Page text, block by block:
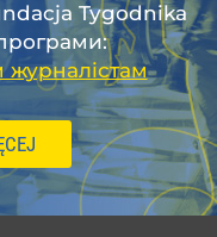
Tygodnika
журналістам